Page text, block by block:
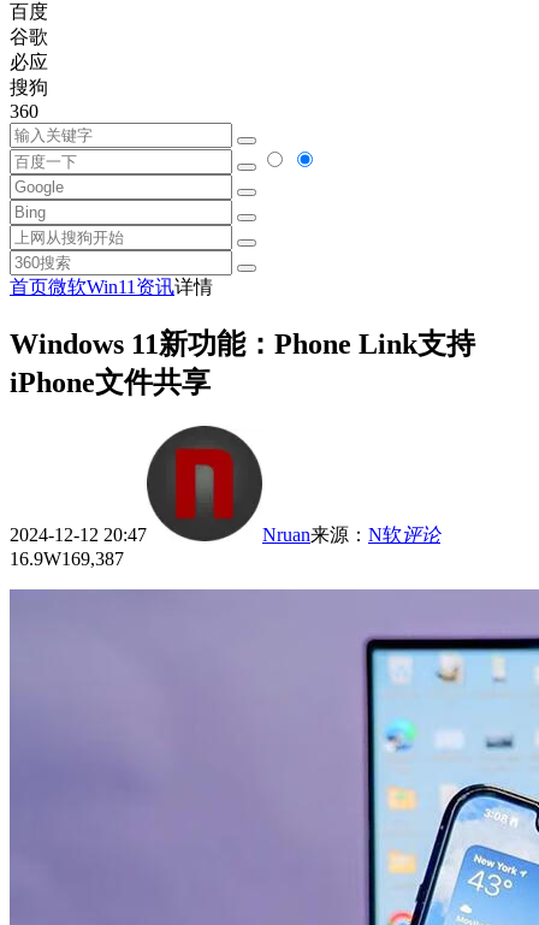
百度
谷歌
必应
搜狗
360
首页微软Win11资讯详情
Windows 11新功能：Phone Link支持
iPhone文件共享
2024-12-12 20:47 Nruan来源 ： N软评论
16.9W169,387